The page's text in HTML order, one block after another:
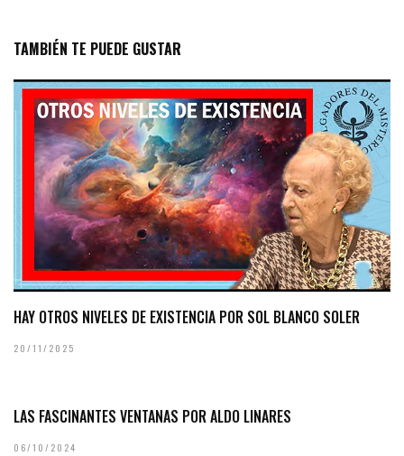
TAMBIÉN TE PUEDE GUSTAR
HAY OTROS NIVELES DE EXISTENCIA POR SOL BLANCO SOLER
20/11/2025
LAS FASCINANTES VENTANAS POR ALDO LINARES
06/10/2024